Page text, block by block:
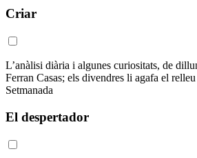
Criar
L’anàlisi diària i algunes curiositats, de
Ferran Casas; els divendres li agafa el
Setmanada
El despertador